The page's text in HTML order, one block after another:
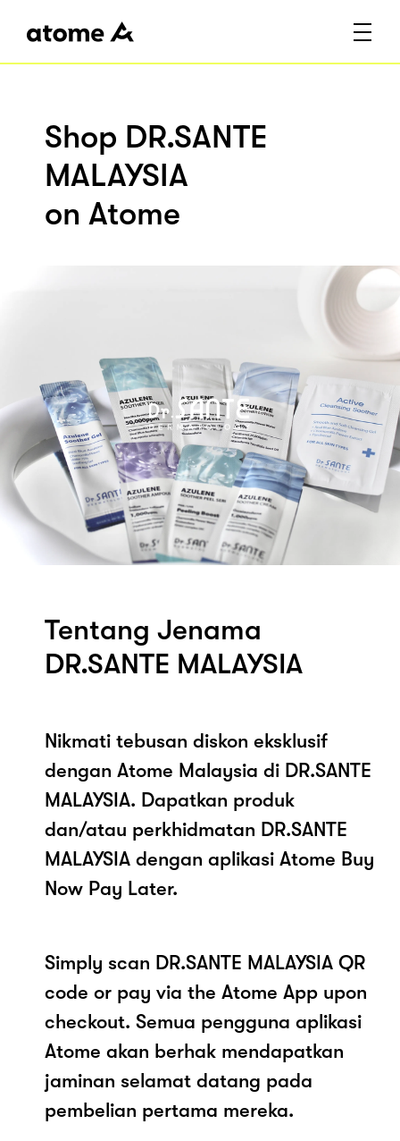
Shop DR.SANTE
MALAYSIA
on Atome
Tentang Jenama
DR.SANTE MALAYSIA
Nikmati tebusan diskon eksklusif
dengan Atome Malaysia di DR.SANTE
MALAYSIA. Dapatkan produk
dan/atau perkhidmatan DR.SANTE
MALAYSIA dengan aplikasi Atome Buy
Now Pay Later.
Simply scan DR.SANTE MALAYSIA QR
code or pay via the Atome App upon
checkout. Semua pengguna aplikasi
Atome akan berhak mendapatkan
jaminan selamat datang pada
pembelian pertama mereka.